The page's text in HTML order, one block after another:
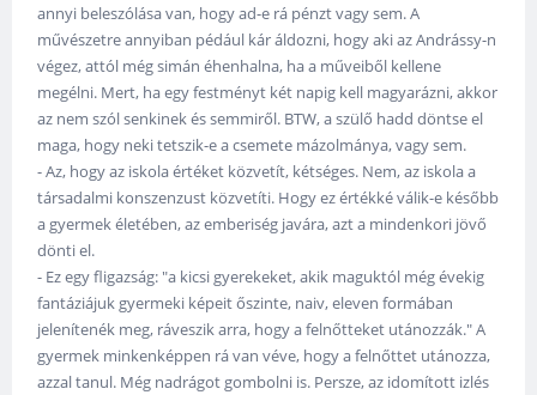
annyi beleszólása van, hogy ad-e rá pénzt vagy sem. A
művészetre annyiban pédául kár áldozni, hogy aki az Andrássy-n
végez, attól még simán éhenhalna, ha a műveiből kellene
megélni. Mert, ha egy festményt két napig kell magyarázni, akkor
az nem szól senkinek és semmiről. BTW, a szülő hadd döntse el
maga, hogy neki tetszik-e a csemete mázolmánya, vagy sem.
- Az, hogy az iskola értéket közvetít, kétséges. Nem, az iskola a
társadalmi konszenzust közvetíti. Hogy ez értékké válik-e később
a gyermek életében, az emberiség javára, azt a mindenkori jövő
dönti el.
- Ez egy fligazság: "a kicsi gyerekeket, akik maguktól még évekig
fantáziájuk gyermeki képeit őszinte, naiv, eleven formában
jelenítenék meg, ráveszik arra, hogy a felnőtteket utánozzák." A
gyermek minkenképpen rá van véve, hogy a felnőttet utánozza,
azzal tanul. Még nadrágot gombolni is. Persze, az idomított izlés